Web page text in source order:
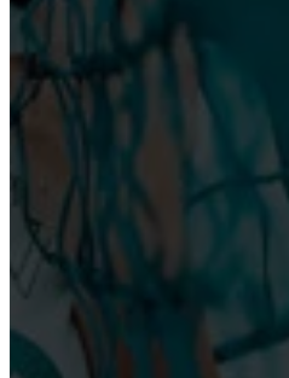
Lastbiler for Børn skabte
ved Esbjerg Sygehus
ERINDRINGER
En tidlig julegave fra
Stor interesse for at